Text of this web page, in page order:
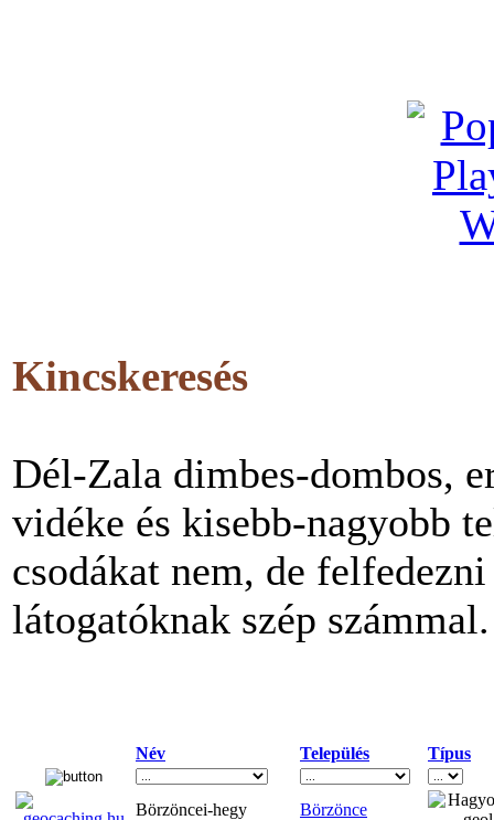
Kincskeresés
Dél-Zala dimbes-dombos,
vidéke és kisebb-nagyobb
csodákat nem, de
látogatóknak szép számmal.
Név Település Típus
Börzöncei-hegy Börzönce